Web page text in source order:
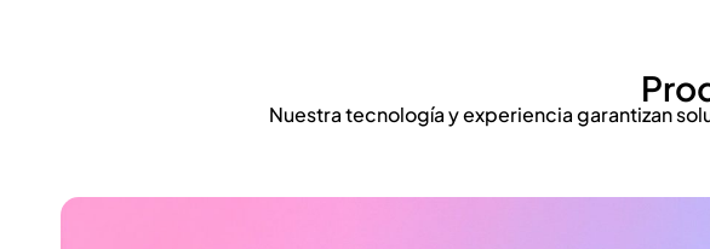
con el planeta.
Nuestra tecnología y experiencia garantizan